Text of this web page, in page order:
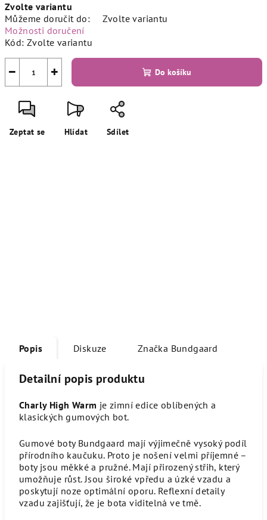
cena:
Zvolte variantu
Můžeme doručit do:
Zvolte variantu
Možnosti doručení
Kód: Zvolte variantu
+
− Do košíku
Zeptat se Hlídat Sdílet
Popis Diskuze Značka Bundgaard
Detailní popis produktu
Charly High Warm je zimní edice oblíbených a
klasických gumových bot.
Gumové boty Bundgaard mají výjimečně vysoký podíl
přírodního kaučuku. Proto je nošení velmi příjemné –
boty jsou měkké a pružné. Mají přirozený střih, který
umožňuje růst. Jsou široké vpředu a úzké vzadu a
poskytují noze optimální oporu. Reflexní detaily
vzadu zajišťují, že je bota viditelná ve tmě.